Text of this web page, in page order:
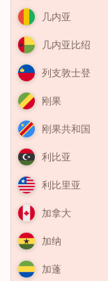
几内亚
几内亚比绍
列支敦士登
刚果
刚果共和国
利比亚
利比里亚
加拿大
加纳
加蓬